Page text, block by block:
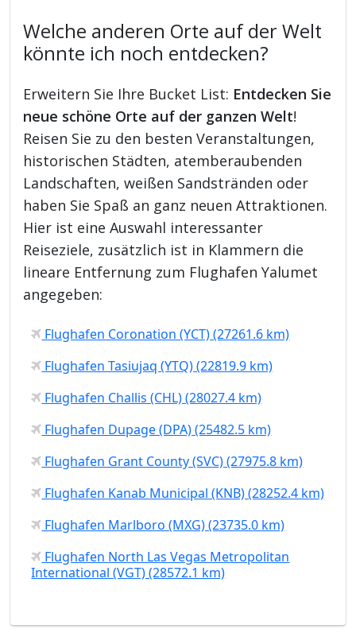
Welche anderen Orte auf der Welt
könnte ich noch entdecken?
Erweitern Sie Ihre Bucket List: Entdecken Sie
neue schöne Orte auf der ganzen Welt!
Reisen Sie zu den besten Veranstaltungen,
historischen Städten, atemberaubenden
Landschaften, weißen Sandstränden oder
haben Sie Spaß an ganz neuen Attraktionen.
Hier ist eine Auswahl interessanter
Reiseziele, zusätzlich ist in Klammern die
lineare Entfernung zum Flughafen Yalumet
angegeben:
Flughafen Coronation (YCT) (27261.6 km)
Flughafen Tasiujaq (YTQ) (22819.9 km)
Flughafen Challis (CHL) (28027.4 km)
Flughafen Dupage (DPA) (25482.5 km)
Flughafen Grant County (SVC) (27975.8 km)
Flughafen Kanab Municipal (KNB) (28252.4 km)
Flughafen Marlboro (MXG) (23735.0 km)
Flughafen North Las Vegas Metropolitan
International (VGT) (28572.1 km)